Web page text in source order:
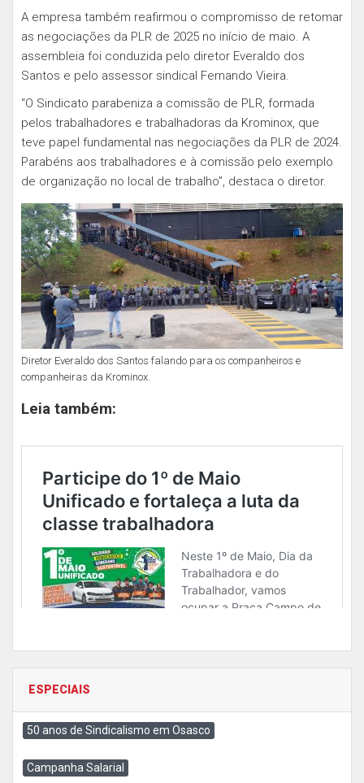
A empresa também reafirmou o compromisso de retomar
as negociações da PLR de 2025 no início de maio. A
assembleia foi conduzida pelo diretor Everaldo dos
Santos e pelo assessor sindical Fernando Vieira.
“O Sindicato parabeniza a comissão de PLR, formada
pelos trabalhadores e trabalhadoras da Krominox, que
teve papel fundamental nas negociações da PLR de 2024.
Parabéns aos trabalhadores e à comissão pelo exemplo
de organização no local de trabalho”, destaca o diretor.
Diretor Everaldo dos Santos falando para os companheiros e
companheiras da Krominox.
Leia também:
ESPECIAIS
50 anos de Sindicalismo em Osasco
Campanha Salarial